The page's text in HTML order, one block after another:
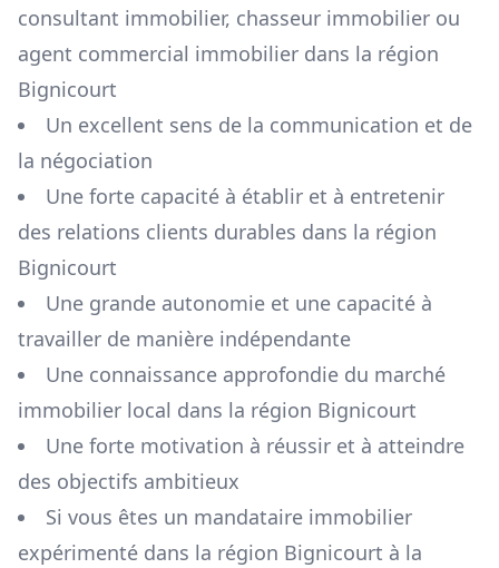
consultant immobilier, chasseur immobilier ou
agent commercial immobilier dans la région
Bignicourt
Un excellent sens de la communication et de
la négociation
Une forte capacité à établir et à entretenir
des relations clients durables dans la région
Bignicourt
Une grande autonomie et une capacité à
travailler de manière indépendante
Une connaissance approfondie du marché
immobilier local dans la région Bignicourt
Une forte motivation à réussir et à atteindre
des objectifs ambitieux
Si vous êtes un mandataire immobilier
expérimenté dans la région Bignicourt à la